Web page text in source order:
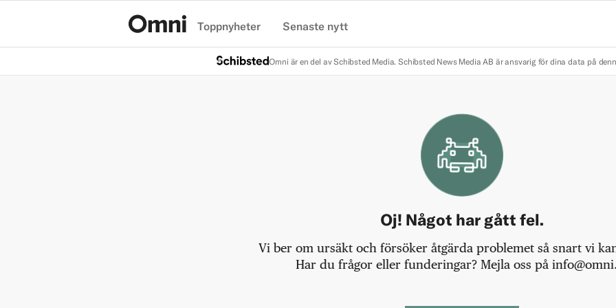
Toppnyheter Senaste nytt
Omni är en del av Schibsted Media. Schibsted News Media AB är ansvarig för dina data på
Oj! Något har gått fel.
Vi ber om ursäkt och försöker åtgärda problemet så snart vi
Har du frågor eller funderingar? Mejla oss på